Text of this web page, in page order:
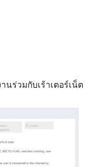
านร่วมกับเร้าเตอร์เน็ต